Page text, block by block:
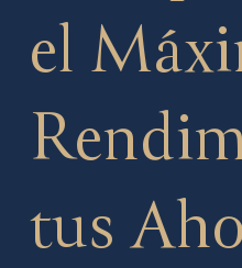
el
tus